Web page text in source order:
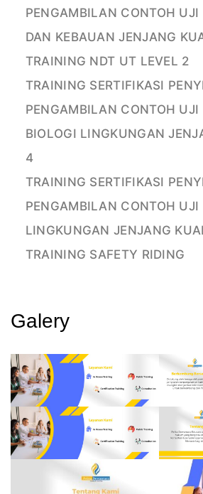
PENGAMBILAN CONTOH UJI
DAN KEBAUAN JENJANG
TRAINING NDT UT LEVEL 2
TRAINING SERTIFIKASI
PENGAMBILAN CONTOH UJI
BIOLOGI LINGKUNGAN
4
TRAINING SERTIFIKASI
PENGAMBILAN CONTOH UJI
LINGKUNGAN JENJANG
TRAINING SAFETY RIDING
Galery